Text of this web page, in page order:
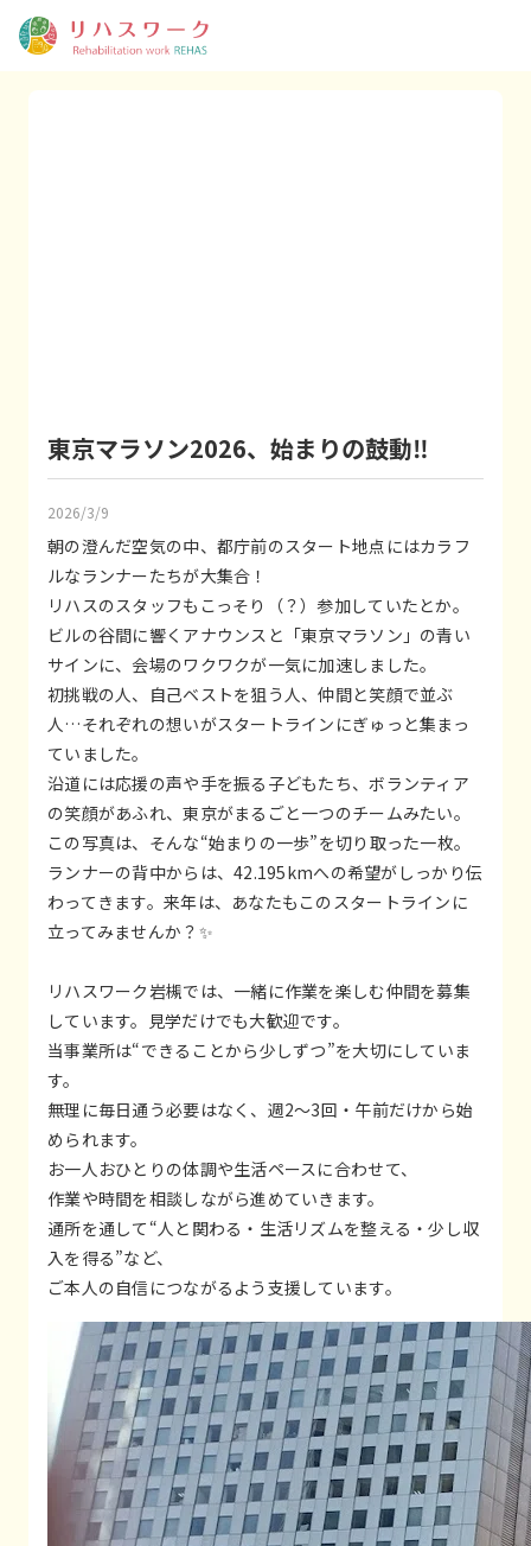
東京マラソン2026、始まりの鼓動‼
2026/3/9
朝の澄んだ空気の中、都庁前のスタート地点にはカラフ
ルなランナーたちが大集合！
リハスのスタッフもこっそり（？）参加していたとか。
ビルの谷間に響くアナウンスと「東京マラソン」の青い
サインに、会場のワクワクが一気に加速しました。
初挑戦の人、自己ベストを狙う人、仲間と笑顔で並ぶ
人…それぞれの想いがスタートラインにぎゅっと集まっ
ていました。
沿道には応援の声や手を振る子どもたち、ボランティア
の笑顔があふれ、東京がまるごと一つのチームみたい。
この写真は、そんな“始まりの一歩”を切り取った一枚。
ランナーの背中からは、42.195kmへの希望がしっかり伝
わってきます。来年は、あなたもこのスタートラインに
立ってみませんか？✨
リハスワーク岩槻では、一緒に作業を楽しむ仲間を募集
しています。見学だけでも大歓迎です。
当事業所は“できることから少しずつ”を大切にしていま
す。
無理に毎日通う必要はなく、週2〜3回・午前だけから始
められます。
お一人おひとりの体調や生活ペースに合わせて、
作業や時間を相談しながら進めていきます。
通所を通して“人と関わる・生活リズムを整える・少し収
入を得る”など、
ご本人の自信につながるよう支援しています。